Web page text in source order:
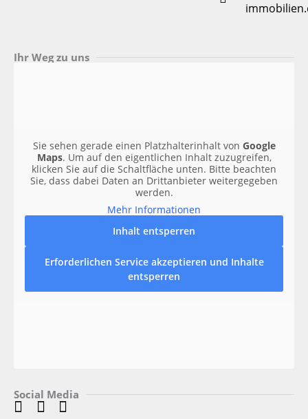
Ihr Weg zu uns
Sie sehen gerade einen Platzhalterinhalt von Google
Maps. Um auf den eigentlichen Inhalt zuzugreifen,
klicken Sie auf die Schaltfläche unten. Bitte beachten
Sie, dass dabei Daten an Drittanbieter weitergegeben
werden.
Mehr Informationen
Inhalt entsperren
Erforderlichen Service akzeptieren und Inhalte
entsperren
Social Media